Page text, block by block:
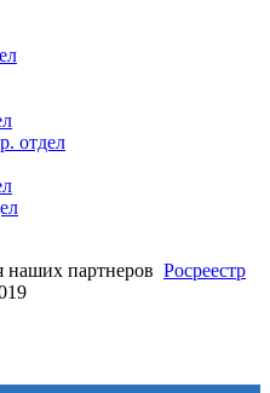
отдел
партнеров Росреестр